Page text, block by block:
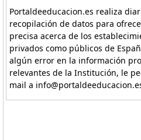
Portaldeeducacion.es realiza
recopilación de datos para
precisa acerca de los
privados como públicos de
algún error en la información
relevantes de la Institución, le
mail a